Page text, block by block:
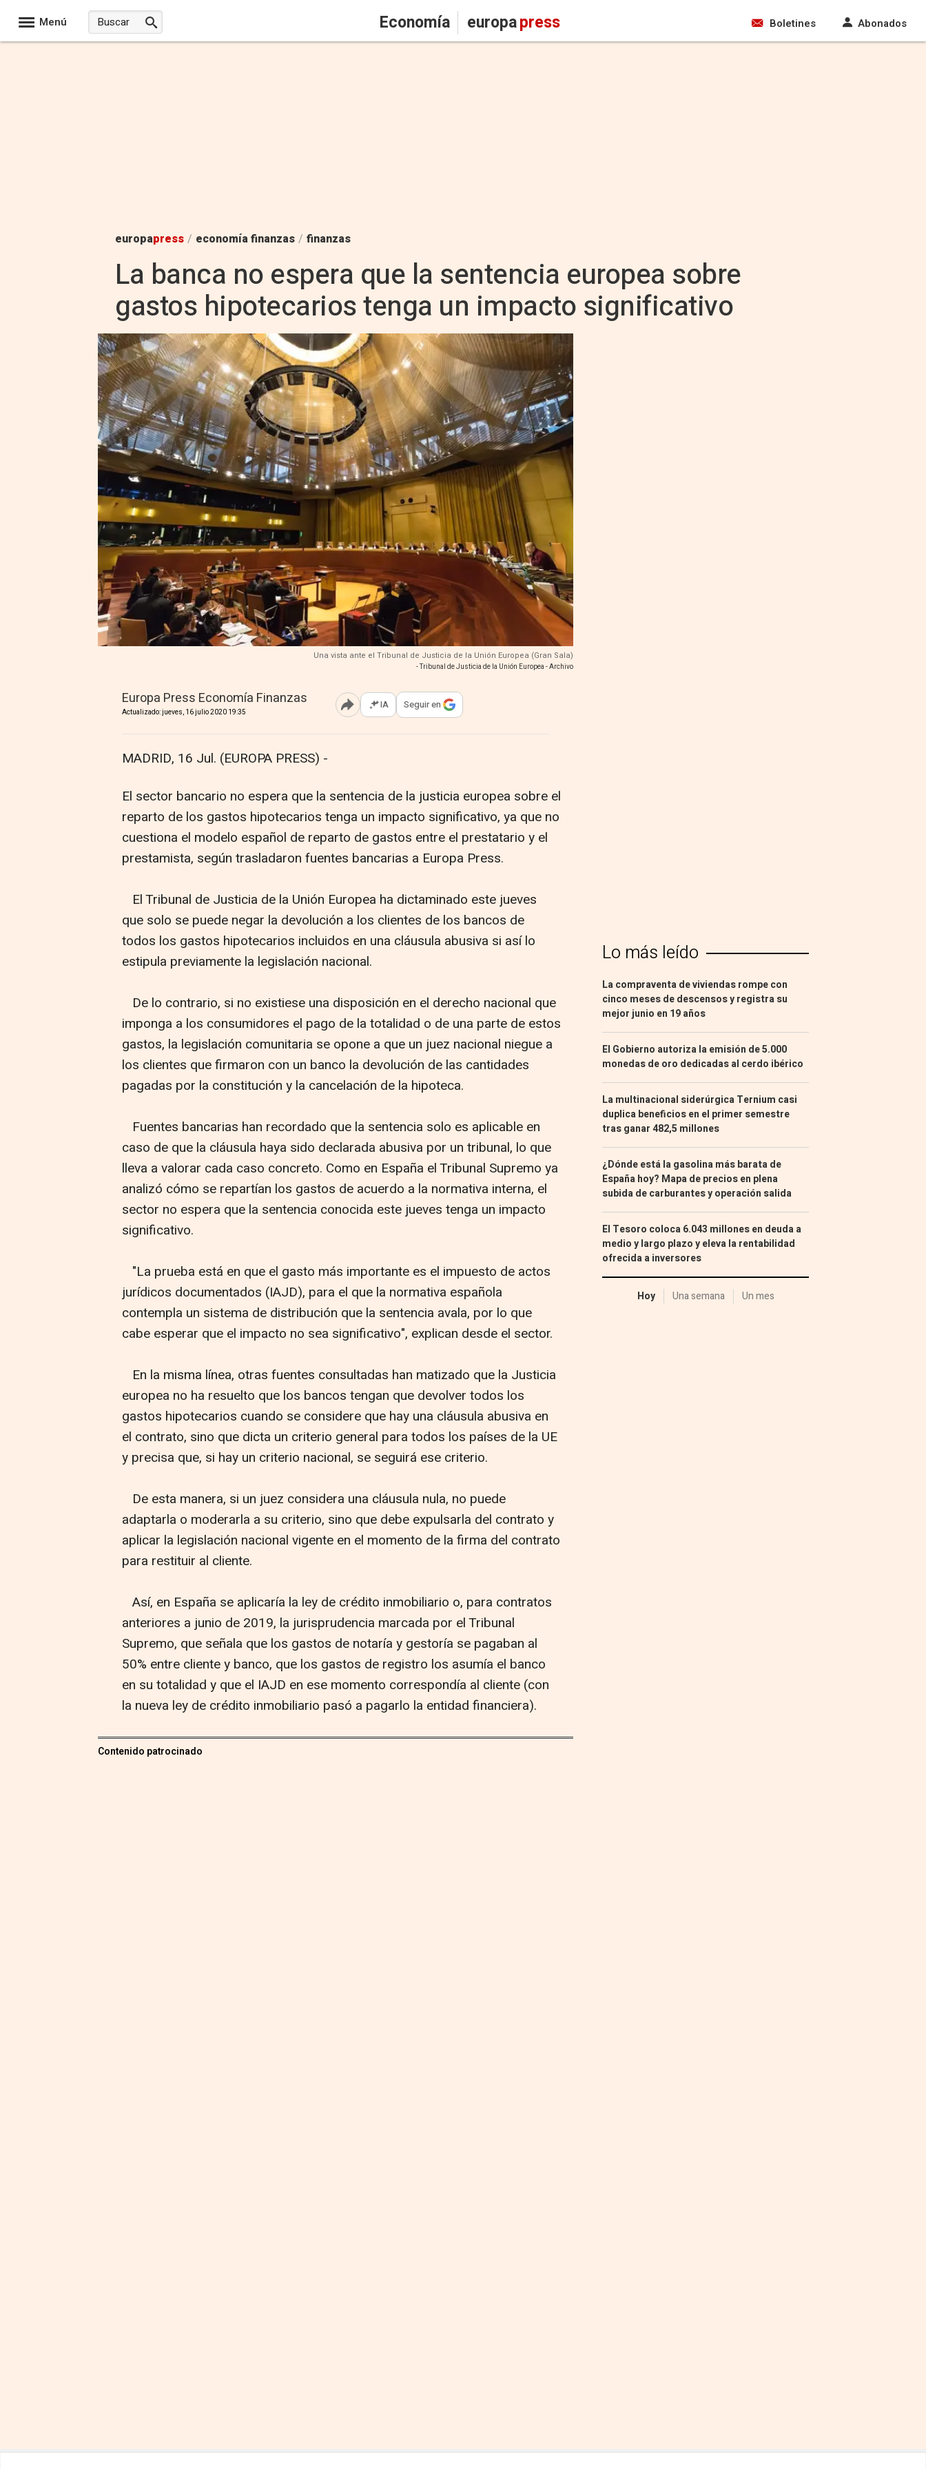
Menú Economía europapress Boletines Abonados
europapress / economía finanzas / finanzas
La banca no espera que la sentencia europea sobre
gastos hipotecarios tenga un impacto significativo
Una vista ante el Tribunal de Justicia de la Unión Europea (Gran Sala)
- Tribunal de Justicia de la Unión Europea - Archivo
Europa Press Economía Finanzas
Actualizado: jueves, 16 julio 2020 19:35 Abrir opciones para compartir
IA Seguir en
MADRID, 16 Jul. (EUROPA PRESS) -
El sector bancario no espera que la sentencia de la justicia europea sobre el
reparto de los gastos hipotecarios tenga un impacto significativo, ya que no
cuestiona el modelo español de reparto de gastos entre el prestatario y el
prestamista, según trasladaron fuentes bancarias a Europa Press.
El Tribunal de Justicia de la Unión Europea ha dictaminado este jueves
que solo se puede negar la devolución a los clientes de los bancos de
todos los gastos hipotecarios incluidos en una cláusula abusiva si así lo
estipula previamente la legislación nacional.
De lo contrario, si no existiese una disposición en el derecho nacional que
imponga a los consumidores el pago de la totalidad o de una parte de estos
gastos, la legislación comunitaria se opone a que un juez nacional niegue a
los clientes que firmaron con un banco la devolución de las cantidades
pagadas por la constitución y la cancelación de la hipoteca.
Fuentes bancarias han recordado que la sentencia solo es aplicable en
caso de que la cláusula haya sido declarada abusiva por un tribunal, lo que
lleva a valorar cada caso concreto. Como en España el Tribunal Supremo ya
analizó cómo se repartían los gastos de acuerdo a la normativa interna, el
sector no espera que la sentencia conocida este jueves tenga un impacto
significativo.
"La prueba está en que el gasto más importante es el impuesto de actos
jurídicos documentados (IAJD), para el que la normativa española
contempla un sistema de distribución que la sentencia avala, por lo que
cabe esperar que el impacto no sea significativo", explican desde el sector.
En la misma línea, otras fuentes consultadas han matizado que la Justicia
europea no ha resuelto que los bancos tengan que devolver todos los
gastos hipotecarios cuando se considere que hay una cláusula abusiva en
el contrato, sino que dicta un criterio general para todos los países de la UE
y precisa que, si hay un criterio nacional, se seguirá ese criterio.
De esta manera, si un juez considera una cláusula nula, no puede
adaptarla o moderarla a su criterio, sino que debe expulsarla del contrato y
aplicar la legislación nacional vigente en el momento de la firma del contrato
para restituir al cliente.
Así, en España se aplicaría la ley de crédito inmobiliario o, para contratos
anteriores a junio de 2019, la jurisprudencia marcada por el Tribunal
Supremo, que señala que los gastos de notaría y gestoría se pagaban al
50% entre cliente y banco, que los gastos de registro los asumía el banco
en su totalidad y que el IAJD en ese momento correspondía al cliente (con
la nueva ley de crédito inmobiliario pasó a pagarlo la entidad financiera).
Contenido patrocinado
Lo más leído
La compraventa de viviendas rompe con
cinco meses de descensos y registra su
mejor junio en 19 años
El Gobierno autoriza la emisión de 5.000
monedas de oro dedicadas al cerdo ibérico
La multinacional siderúrgica Ternium casi
duplica beneficios en el primer semestre
tras ganar 482,5 millones
¿Dónde está la gasolina más barata de
España hoy? Mapa de precios en plena
subida de carburantes y operación salida
El Tesoro coloca 6.043 millones en deuda a
medio y largo plazo y eleva la rentabilidad
ofrecida a inversores
Hoy Una semana Un mes